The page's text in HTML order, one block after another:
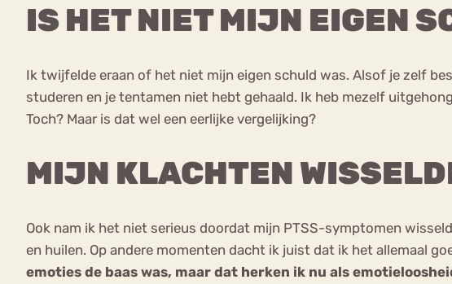
IS HET NIET MIJN EIGEN
Ik twijfelde eraan of het niet mijn eigen schuld was. Alsof je zelf
studeren en je tentamen niet hebt gehaald. Ik heb mezelf
Toch? Maar is dat wel een eerlijke vergelijking?
MIJN KLACHTEN
Ook nam ik het niet serieus doordat mijn PTSS-symptomen
en huilen. Op andere momenten dacht ik juist dat ik het allemaal
emoties de baas was, maar dat herken ik nu als